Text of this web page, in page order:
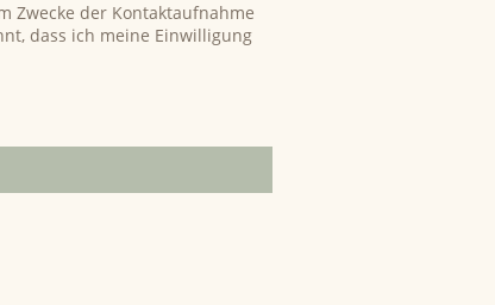
Zwecke der Kontaktaufnahme
dass ich meine Einwilligung